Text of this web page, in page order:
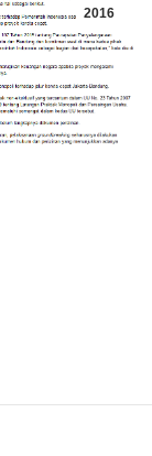
2016